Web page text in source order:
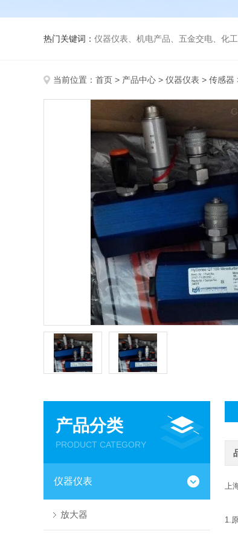
热门关键词： 仪器仪表、机电产品、五金交电、化
当前位置： 首页 > 产品中心 > 仪器仪表 > 传感器
产品分类
PRODUCT CATEGORY
仪器仪表
放大器
上
1.